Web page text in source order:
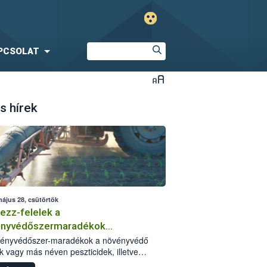
hírek
28, csütörtök
felelek a
kockázatáról
maradékok a növényvédő
vagy más néven peszticidek, illetve
kis mennyiségei, melyek a